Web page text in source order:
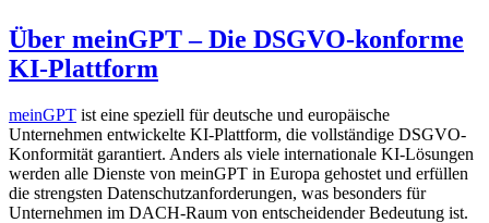
Über meinGPT – Die DSGVO-konforme
KI-Plattform
meinGPT ist eine speziell für deutsche und europäische
Unternehmen entwickelte KI-Plattform, die vollständige DSGVO-
Konformität garantiert. Anders als viele internationale KI-Lösungen
werden alle Dienste von meinGPT in Europa gehostet und erfüllen
die strengsten Datenschutzanforderungen, was besonders für
Unternehmen im DACH-Raum von entscheidender Bedeutung ist.